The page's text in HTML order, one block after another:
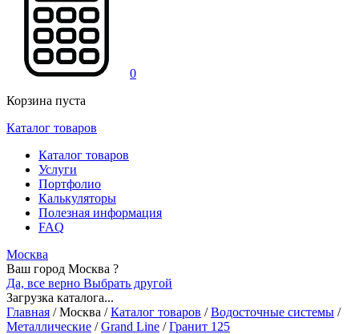
0
Корзина пуста
Каталог товаров
Каталог товаров
Услуги
Портфолио
Калькуляторы
Полезная информация
FAQ
Москва
Ваш город Москва ?
Да, все верно Выбрать другой
Загрузка каталога...
Главная /Москва / Каталог товаров / Водосточные системы /
Металлические / Grand Line / Гранит 125